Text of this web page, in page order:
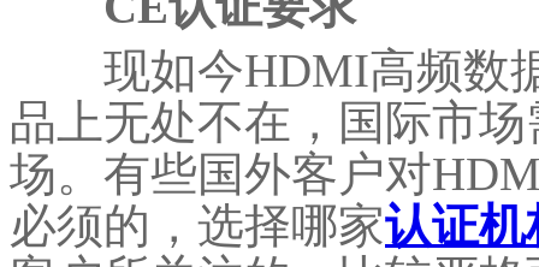
现如今HDMI高频数据
品上无处不在，国际市
场。有些国外客户对
必须的，选择哪家认证机